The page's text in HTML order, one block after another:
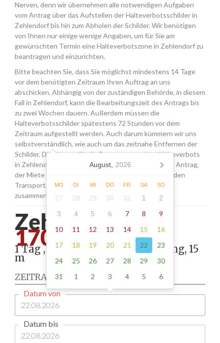
Nerven, denn wir übernehmen alle notwendigen Aufgaben
vom Antrag über das Aufstellen der Halteverbotsschilder in
Zehlendorf bis hin zum Abholen der Schilder. Wir benötigen
von Ihnen nur einige wenige Angaben, um für Sie am
gewünschten Termin eine Halteverbotszone in Zehlendorf zu
beantragen und einzurichten.
Bitte beachten Sie, dass Sie möglichst mindestens 14 Tage
vor dem benötigten Zeitraum Ihren Auftrag an uns
abschicken. Abhängig von der zuständigen Behörde, in diesem
Fall in Zehlendorf, kann die Bearbeitungszeit des Antrags bis
zu zwei Wochen dauern. Außerdem müssen die
Halteverbotsschilder spätestens 72 Stunden vor dem
Zeitraum aufgestellt werden. Auch darum kümmern wir uns
selbstverständlich, wie auch um das zeitnahe Entfernen der
Schilder. Die Kosten für die Beantragung eines Halteverbots
in Zehlendorf setzen sich aus den Gebühren für den Antrag,
der Miete für die Schilder sowie einer Pauschale für den
Transport, das Aufstellen und Abholen der Schilder
zusammen.
Zehlendorf -
170.00
1 Tag , Stellung gemäß Anordnung, 15
m
ZEITRAUM
Datum von
Datum bis
August, 2026
MO DI MI DO FR SA SO
27 28 29 30 31 1
2
3
4 5 6 7 8
9
10
11 12 13 14 15
16
17
18 19 20 21 22
23
24
25 26 27 28 29
30
31
1 2 3 4 5 6